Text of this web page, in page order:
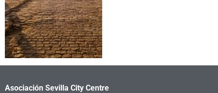
Asociación Sevilla City Centre